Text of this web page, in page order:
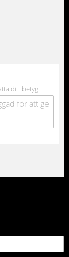
ditt betyg